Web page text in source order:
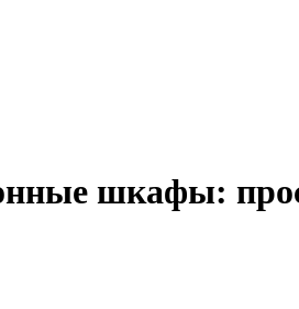
шкафы: